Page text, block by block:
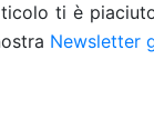
ti è
Newsletter